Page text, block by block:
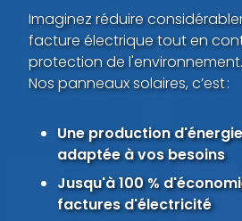
Imaginez réduire
facture électrique tout en
protection de l'environnement.
Nos panneaux solaires, c’est :
Une production
adaptée à vos besoins
Jusqu'à 100 %
factures d'électricité